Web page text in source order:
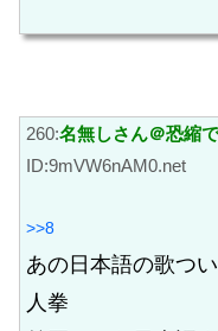
260:名無しさん＠恐縮
ID:9mVW6nAM0.net
>>8
あの日本語の歌つ
人拳